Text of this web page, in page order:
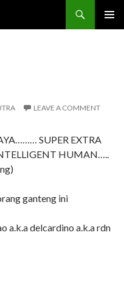
LEAVE A COMMENT
SUPER EXTRA
HUMAN…..
ganteng ini
a.k.a delcardino a.k.a rdn